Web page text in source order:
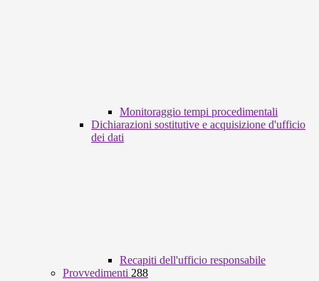
Monitoraggio tempi procedimentali
Dichiarazioni sostitutive e acquisizione d'ufficio
dei dati
Recapiti dell'ufficio responsabile
Provvedimenti 288